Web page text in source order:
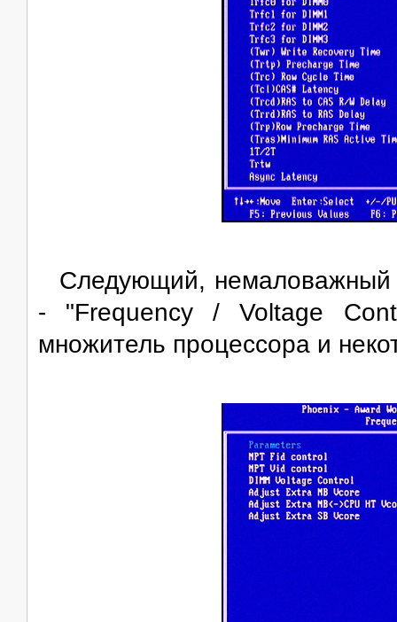
Следующий, немаловажный
- "Frequency / Voltage
множитель процессора и